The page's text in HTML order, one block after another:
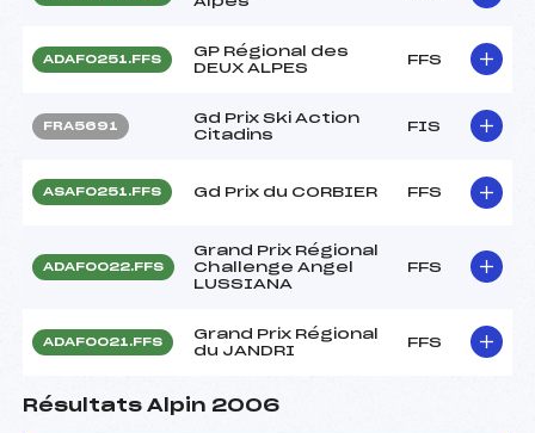
ADAF0251.FFS
GP Régional des
DEUX ALPES
FFS
FRA5691
Gd Prix Ski Action
Citadins
FIS
ASAF0251.FFS Gd Prix du CORBIER FFS
ADAF0022.FFS
Grand Prix Régional
Challenge Angel
LUSSIANA
FFS
ADAF0021.FFS
Grand Prix Régional
du JANDRI
FFS
Résultats Alpin 2006